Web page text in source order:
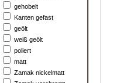
gehobelt
Kanten gefast
geölt
weiß geölt
poliert
matt
Zamak nickelmatt